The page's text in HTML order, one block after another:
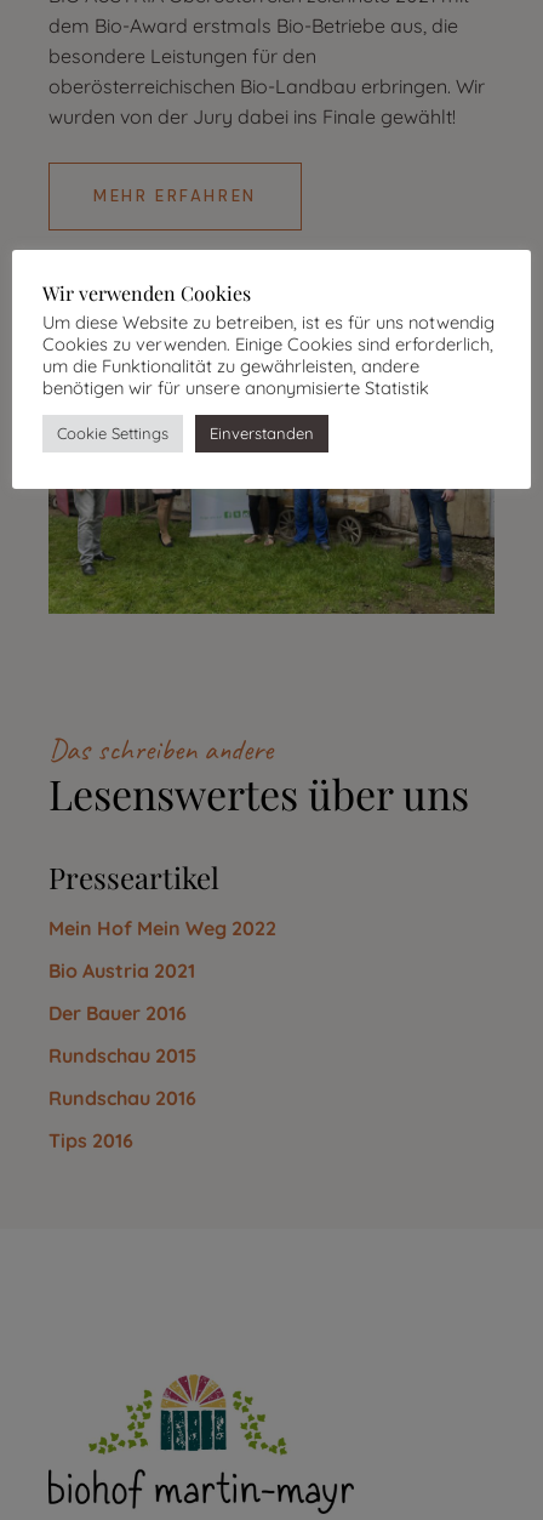
dem Bio-Award erstmals Bio-Betriebe aus, die
besondere Leistungen für den
oberösterreichischen Bio-Landbau erbringen. Wir
wurden von der Jury dabei ins Finale gewählt!
MEHR ERFAHREN
Das schreiben andere
Lesenswertes über uns
Presseartikel
Mein Hof Mein Weg 2022
Bio Austria 2021
Der Bauer 2016
Rundschau 2015
Rundschau 2016
Tips 2016
Wir verwenden Cookies
Um diese Website zu betreiben, ist es für uns notwendig
Cookies zu verwenden. Einige Cookies sind erforderlich,
um die Funktionalität zu gewährleisten, andere
benötigen wir für unsere anonymisierte Statistik
Cookie Settings Einverstanden